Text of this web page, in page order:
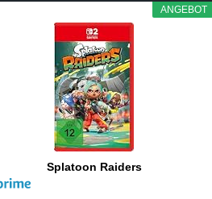
ANGEBOT
Splatoon Raiders